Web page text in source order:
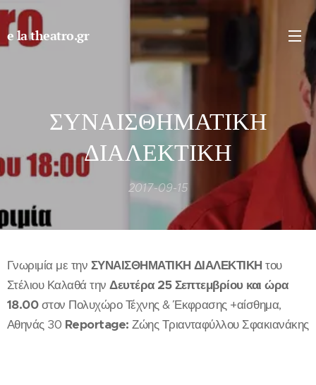
e la theatro.gr
ΣΥΝΑΙΣΘΗΜΑΤΙΚΗ
ΔΙΑΛΕΚΤΙΚΗ
2017-09-15
Γνωριμία με την ΣΥΝΑΙΣΘΗΜΑΤΙΚΗ ΔΙΑΛΕΚΤΙΚΗ του
Στέλιου Καλαθά τηνΔευτέρα 25 Σεπτεμβρίου και ώρα
18.00στον Πολυχώρο Τέχνης & Έκφρασης +αίσθημα,
Αθηνάς 30 Reportage: Ζώης Τριανταφύλλου Σφακιανάκης